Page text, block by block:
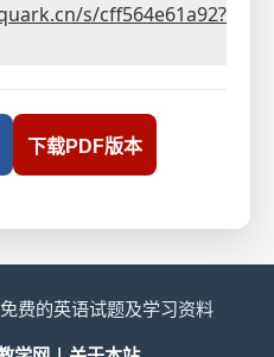
小题1.5分，满分22.5
将有时间阅读各个小
后，每小题都有5秒钟
lifestyle. B. Open
s/cff564e61a92?
下载PDF版本
费的英语试题及学习资料